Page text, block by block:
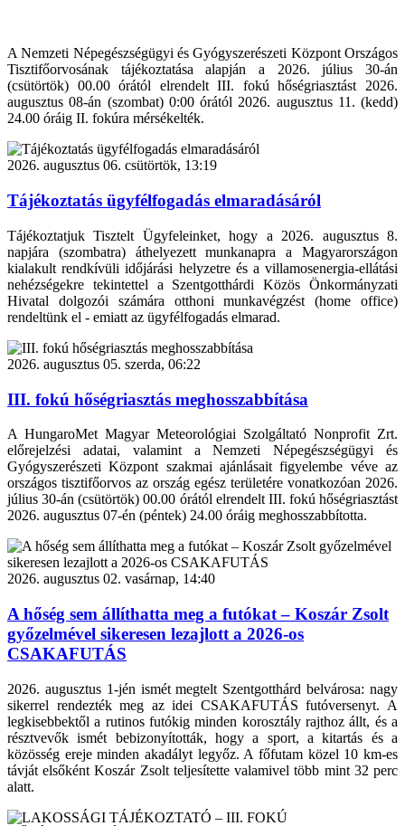
A Nemzeti Népegészségügyi és Gyógyszerészeti Központ Országos
Tisztifőorvosának tájékoztatása alapján a 2026. július 30-án
(csütörtök) 00.00 órától elrendelt III. fokú hőségriasztást 2026.
augusztus 08-án (szombat) 0:00 órától 2026. augusztus 11. (kedd)
24.00 óráig II. fokúra mérsékelték.
2026. augusztus 06. csütörtök, 13:19
Tájékoztatás ügyfélfogadás elmaradásáról
Tájékoztatjuk Tisztelt Ügyfeleinket, hogy a 2026. augusztus 8.
napjára (szombatra) áthelyezett munkanapra a Magyarországon
kialakult rendkívüli időjárási helyzetre és a villamosenergia-ellátási
nehézségekre tekintettel a Szentgotthárdi Közös Önkormányzati
Hivatal dolgozói számára otthoni munkavégzést (home office)
rendeltünk el - emiatt az ügyfélfogadás elmarad.
2026. augusztus 05. szerda, 06:22
III. fokú hőségriasztás meghosszabbítása
A HungaroMet Magyar Meteorológiai Szolgáltató Nonprofit Zrt.
előrejelzési adatai, valamint a Nemzeti Népegészségügyi és
Gyógyszerészeti Központ szakmai ajánlásait figyelembe véve az
országos tisztifőorvos az ország egész területére vonatkozóan 2026.
július 30-án (csütörtök) 00.00 órától elrendelt III. fokú hőségriasztást
2026. augusztus 07-én (péntek) 24.00 óráig meghosszabbította.
2026. augusztus 02. vasárnap, 14:40
A hőség sem állíthatta meg a futókat – Koszár Zsolt
győzelmével sikeresen lezajlott a 2026-os
CSAKAFUTÁS
2026. augusztus 1-jén ismét megtelt Szentgotthárd belvárosa: nagy
sikerrel rendezték meg az idei CSAKAFUTÁS futóversenyt. A
legkisebbektől a rutinos futókig minden korosztály rajthoz állt, és a
résztvevők ismét bebizonyították, hogy a sport, a kitartás és a
közösség ereje minden akadályt legyőz. A főfutam közel 10 km-es
távját elsőként Koszár Zsolt teljesítette valamivel több mint 32 perc
alatt.